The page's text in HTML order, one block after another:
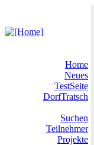
Home
Neues
TestSeite
DorfTratsch
Suchen
Teilnehmer
Projekte